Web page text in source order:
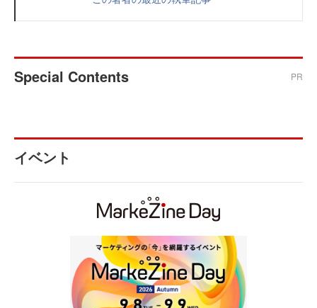
Special Contents PR
イベント